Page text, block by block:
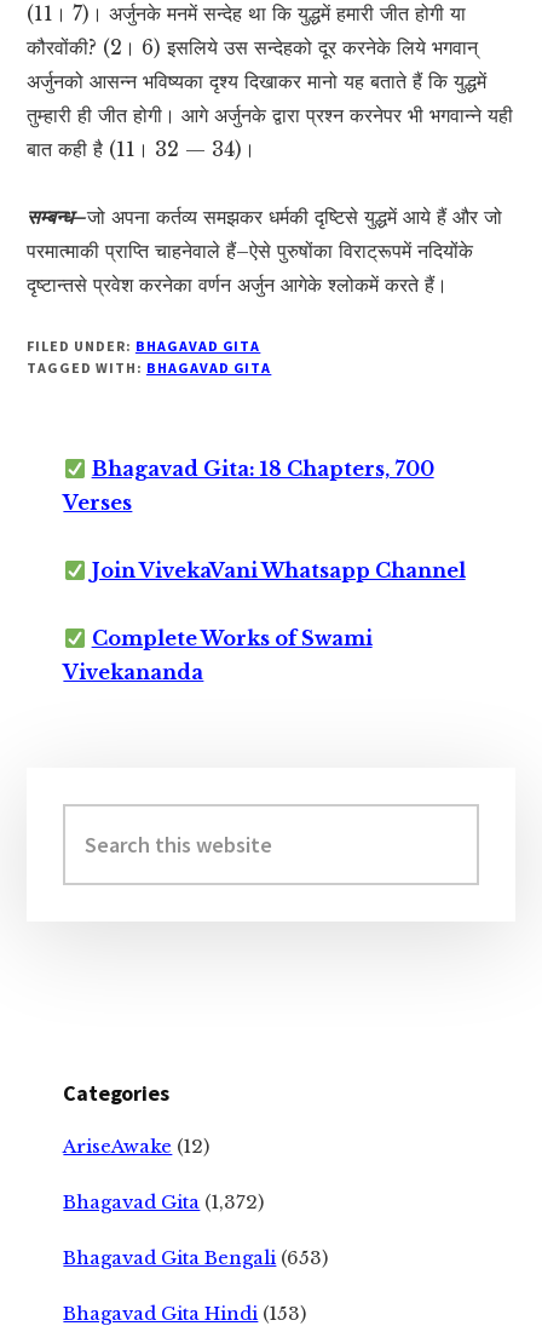
(11। 7)। अर्जुनके मनमें सन्देह था कि युद्धमें हमारी जीत होगी या
कौरवोंकी? (2। 6) इसलिये उस सन्देहको दूर करनेके लिये भगवान्
अर्जुनको आसन्न भविष्यका दृश्य दिखाकर मानो यह बताते हैं कि युद्धमें
तुम्हारी ही जीत होगी। आगे अर्जुनके द्वारा प्रश्न करनेपर भी भगवान्ने यही
बात कही है (11। 32 — 34)।
सम्बन्ध–जो अपना कर्तव्य समझकर धर्मकी दृष्टिसे युद्धमें आये हैं और जो
परमात्माकी प्राप्ति चाहनेवाले हैं–ऐसे पुरुषोंका विराट्रूपमें नदियोंके
दृष्टान्तसे प्रवेश करनेका वर्णन अर्जुन आगेके श्लोकमें करते हैं।
FILED UNDER: BHAGAVAD GITA
TAGGED WITH: BHAGAVAD GITA
Bhagavad Gita: 18 Chapters, 700
Verses
Join VivekaVani Whatsapp Channel
Complete Works of Swami
Vivekananda
Sidebar
this
website
Categories
AriseAwake (12)
Bhagavad Gita (1,372)
Bhagavad Gita Bengali (653)
Bhagavad Gita Hindi (153)